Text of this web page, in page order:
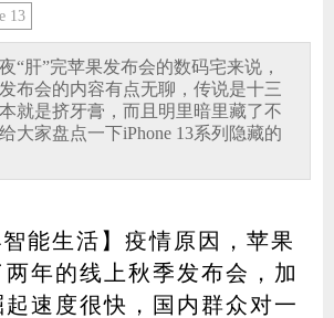
技巧 作者
13
“肝”完苹果发布会的数码宅来说，
布会的内容有点无聊，传说是十三
就是挤牙膏，而且明里暗里藏了不
大家盘点一下iPhone 13系列隐藏的
智能生活】疫情原因，苹果
年的线上秋季发布会，加
起速度很快，国内群众对一